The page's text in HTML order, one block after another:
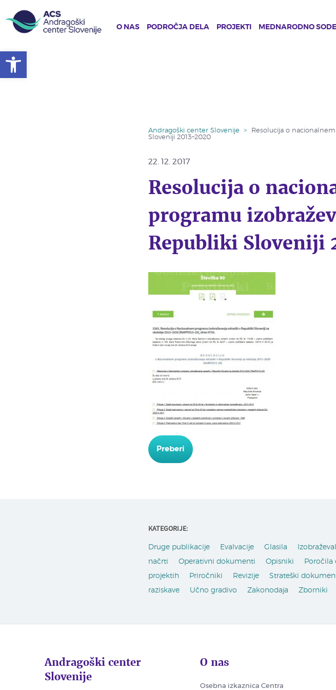
O NAS PODROČJA DELA PROJEKTI MEDNARODNO
Andragoški center Slovenije >
Resolucija o
Sloveniji 2013–2020
22. 12. 2017
Resolucija o
programu
Republiki Sloveniji
Preberi
KATEGORIJE:
Druge publikacije Evalvacije Glasila
načrti
Operativni dokumenti Opisniki Poročila
projektih
Priročniki Revizije Strateški
raziskave
Učno gradivo Zakonodaja Zborniki
Andragoški center
Slovenije
O nas
Osebna izkaznica Centra
Open toolbar